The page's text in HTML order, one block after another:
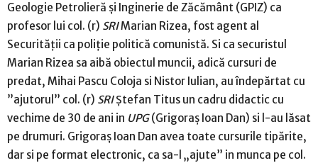
Geologie Petrolieră şi Inginerie de Zăcământ (GPIZ) ca
profesor lui col. (r) SRIMarian Rizea, fost agent al
Securităţii ca poliţie politică comunistă. Si ca securistul
Marian Rizea sa aibă obiectul muncii, adică cursuri de
predat, Mihai Pascu Coloja si Nistor Iulian, au îndepărtat cu
”ajutorul” col. (r) SRIŞtefan Titus un cadru didactic cu
vechime de 30 de ani in UPG(Grigoraş Ioan Dan) si l-au lăsat
pe drumuri. Grigoraş Ioan Dan avea toate cursurile tipărite,
dar si pe format electronic, ca sa-l „ajute” in munca pe col.